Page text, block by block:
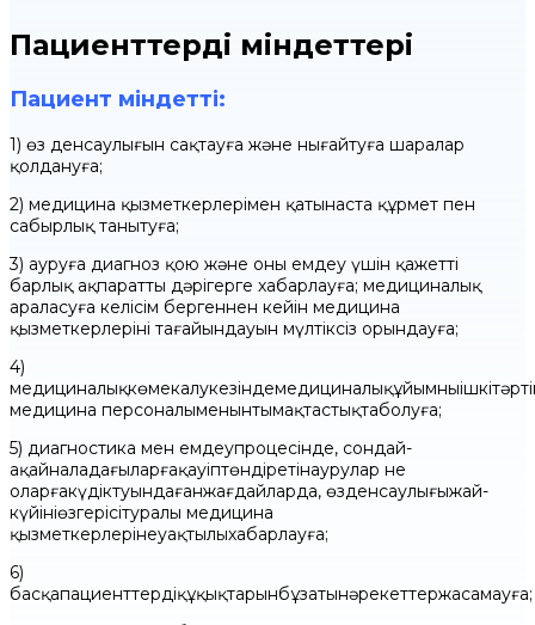
Пациенттердің міндеттері
Пациент міндетті:
1) өз денсаулығын сақтауға және нығайтуға шаралар
қолдануға;
2) медицина қызметкерлерімен қатынаста құрмет пен
сабырлық танытуға;
3) ауруға диагноз қою және оны емдеу үшін қажетті
барлық ақпаратты дәрігерге хабарлауға; медициналық
араласуға келісім бергеннен кейін медицина
қызметкерлерінің тағайындауын мүлтіксіз орындауға;
4)
медицина персоналыменынтымақтастықтаболуға;
5) диагностика мен емдеупроцесінде, сондай-
ақайналадағыларғақауіптөндіретінаурулар не
оларғакүдіктуындағанжағдайларда, өзденсаулығыжай-
күйініңөзгерісітуралы медицина
қызметкерлерінеуақтылыхабарлауға;
6)
басқапациенттердіңқұқықтарынбұзатынәрекеттержасамауға;